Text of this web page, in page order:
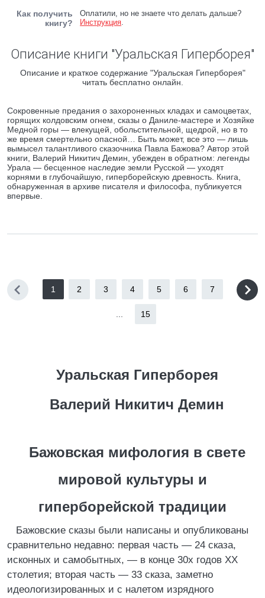
Как получить
книгу?
Оплатили, но не знаете что делать дальше?
Инструкция.
Описание книги "Уральская Гиперборея"
Описание и краткое содержание "Уральская Гиперборея"
читать бесплатно онлайн.
Сокровенные предания о захороненных кладах и самоцветах,
горящих колдовским огнем, сказы о Даниле-мастере и Хозяйке
Медной горы — влекущей, обольстительной, щедрой, но в то
же время смертельно опасной… Быть может, все это — лишь
вымысел талантливого сказочника Павла Бажова? Автор этой
книги, Валерий Никитич Демин, убежден в обратном: легенды
Урала — бесценное наследие земли Русской — уходят
корнями в глубочайшую, гиперборейскую древность. Книга,
обнаруженная в архиве писателя и философа, публикуется
впервые.
1 2 3 4 5 6 7
15
Уральская Гиперборея
Валерий Никитич Демин
Бажовская мифология в свете
мировой культуры и
гиперборейской традиции
Бажовские сказы были написаны и опубликованы
сравнительно недавно: первая часть — 24 сказа,
исконных и самобытных, — в конце 30х годов XX
столетия; вторая часть — 33 сказа, заметно
идеологизированных и с налетом изрядного